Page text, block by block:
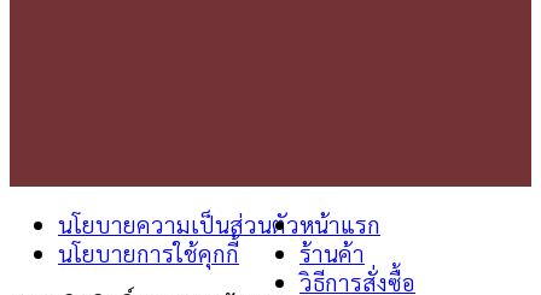
นโยบายความเป็นส่วนตัว
นโยบายการใช้คุกกี้
หน้าแรก
ร้านค้า
วิธีการสั่งซื้อ